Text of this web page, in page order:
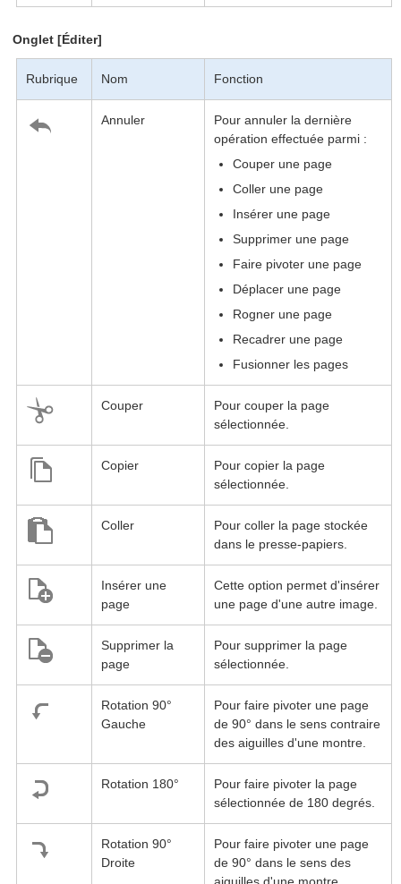
Onglet [Éditer]
Rubrique Nom Fonction
Annuler
Pour annuler la dernière
opération effectuée parmi :
Couper une page
Coller une page
Insérer une page
Supprimer une page
Faire pivoter une page
Déplacer une page
Rogner une page
Recadrer une page
Fusionner les pages
Couper
Pour couper la page
sélectionnée.
Copier
Pour copier la page
sélectionnée.
Coller
Pour coller la page stockée
dans le presse-papiers.
Insérer une
page
Cette option permet d'insérer
une page d'une autre image.
Supprimer la
page
Pour supprimer la page
sélectionnée.
Rotation 90°
Gauche
Pour faire pivoter une page
de 90° dans le sens contraire
des aiguilles d'une montre.
Rotation 180°
Pour faire pivoter la page
sélectionnée de 180 degrés.
Rotation 90°
Droite
Pour faire pivoter une page
de 90° dans le sens des